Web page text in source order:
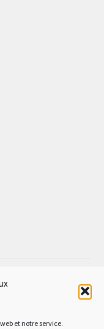
et notre service.